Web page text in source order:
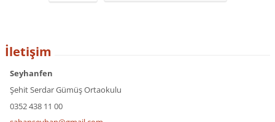
İletişim
Seyhanfen
Şehit Serdar Gümüş Ortaokulu
0352 438 11 00